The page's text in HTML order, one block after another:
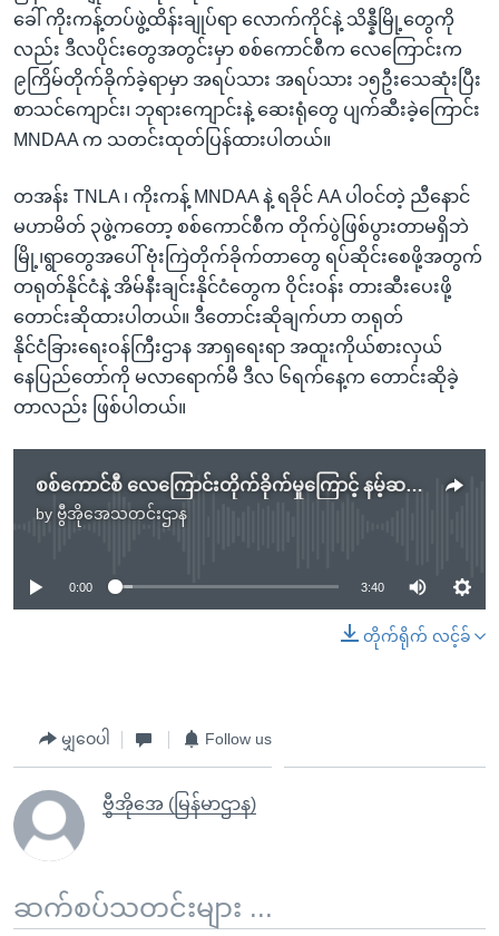
ခေါ် ကိုးကန့်တပ်ဖွဲ့ထိန်းချုပ်ရာ လောက်ကိုင်နဲ့ သိန္နီမြို့တွေကို
လည်း ဒီလပိုင်းတွေအတွင်းမှာ စစ်ကောင်စီက လေကြောင်းက
၉ကြိမ်တိုက်ခိုက်ခဲ့ရာမှာ အရပ်သား အရပ်သား ၁၅ဦးသေဆုံးပြီး
စာသင်ကျောင်း၊ ဘုရားကျောင်းနဲ့ ဆေးရုံတွေ ပျက်ဆီးခဲ့ကြောင်း
MNDAA က သတင်းထုတ်ပြန်ထားပါတယ်။
တအန်း TNLA ၊ ကိုးကန့် MNDAA နဲ့ ရခိုင် AA ပါဝင်တဲ့ ညီနောင်
မဟာမိတ် ၃ဖွဲ့ကတော့ စစ်ကောင်စီက တိုက်ပွဲဖြစ်ပွားတာမရှိဘဲ
မြို့၊ရွာတွေအပေါ် ဗုံးကြဲတိုက်ခိုက်တာတွေ ရပ်ဆိုင်းစေဖို့အတွက်
တရုတ်နိုင်ငံနဲ့ အိမ်နီးချင်းနိုင်ငံတွေက ဝိုင်းဝန်း တားဆီးပေးဖို့
တောင်းဆိုထားပါတယ်။ ဒီတောင်းဆိုချက်ဟာ တရုတ်
နိုင်ငံခြားရေးဝန်ကြီးဌာန အာရှရေးရာ အထူးကိုယ်စားလှယ်
နေပြည်တော်ကို မလာရောက်မီ ဒီလ ၆ရက်နေ့က တောင်းဆိုခဲ့
တာလည်း ဖြစ်ပါတယ်။
စစ်ကောင်စီ လေကြောင်းတိုက်ခိုက်မှုကြောင့် နမ့်ဆန်မြို့မှာ ထိခိုက်သေဆုံးမှုတွေရှိ
by ဗွီအိုအေသတင်းဌာန
No media source currently available
0:00 3:40
တိုက်ရိုက် လင့်ခ်
မျှဝေပါ Follow us
ဗွီအိုအေ (မြန်မာဌာန)
ဆက်စပ်သတင်းများ ...